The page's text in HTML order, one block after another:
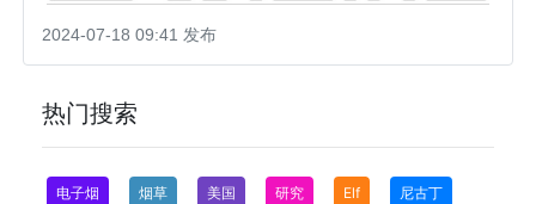
2024-07-18 09:41 发布
热门搜索
电子烟 烟草 美国 研究 Elf 尼古丁